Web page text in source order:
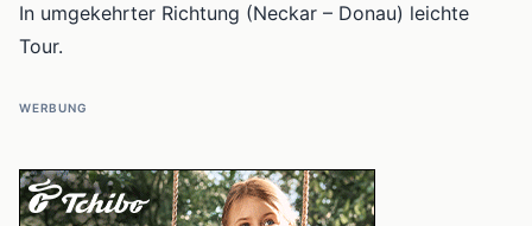
In umgekehrter Richtung (Neckar – Donau) leichte
Tour.
WERBUNG